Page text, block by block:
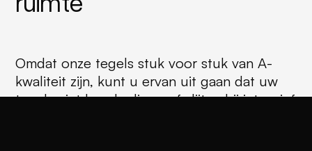
Omdat onze tegels stuk voor stuk van A-
kwaliteit zijn, kunt u ervan uit gaan dat uw
tegels niet beschadigen of slijten bij intensief